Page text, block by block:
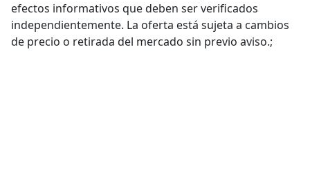
efectos informativos que deben ser verificados
independientemente. La oferta está sujeta a cambios
de precio o retirada del mercado sin previo aviso.;